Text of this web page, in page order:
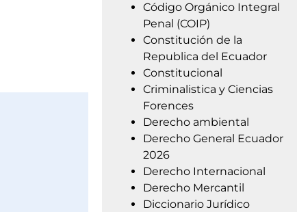
Código Orgánico Integral
Penal (COIP)
Constitución de la
Republica del Ecuador
Constitucional
Criminalistica y Ciencias
Forences
Derecho ambiental
Derecho General Ecuador
2026
Derecho Internacional
Derecho Mercantil
Diccionario Jurídico